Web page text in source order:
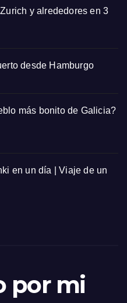
y alrededores en 3
desde Hamburgo
más bonito de Galicia?
en un día | Viaje de un
por mi